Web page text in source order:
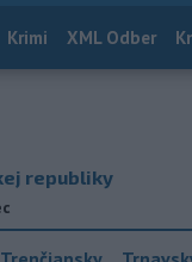
Krimi XML Odber
republiky